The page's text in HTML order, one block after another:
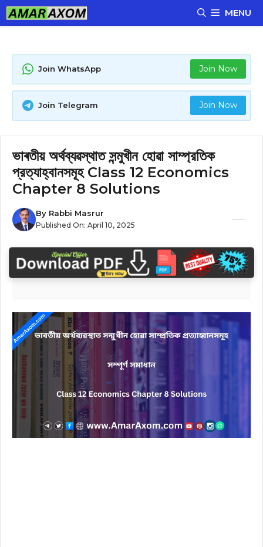
Skip
to
MENU
Join WhatsApp Join Now
Join Telegram Join Now
ভাৰতীয় অর্থব্যৱস্থাত সন্মুখীন হোৱা সাম্প্রতিক
প্রত্যাহ্বানসমূহ Class 12 Economics
Chapter 8 Solutions
By Rabbi Masrur
Published On: April 10, 2025